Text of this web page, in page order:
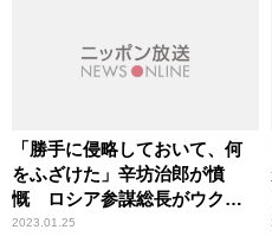
「勝手に侵略しておいて、何
をふざけた」辛坊治郎が憤
慨 ロシア参謀総長がウクラ
イナ侵攻を「第二次大戦以来
2023.01.25